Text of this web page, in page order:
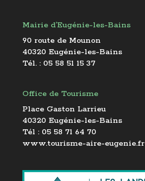
Mairie d’Eugénie-les-Bains
90 route de Mounon
40320 Eugénie-les-Bains
Tél. : 05 58 51 15 37
Office de Tourisme
Place Gaston Larrieu
40320 Eugénie-les-Bains
Tél : 05 58 71 64 70
www.tourisme-aire-eugenie.fr